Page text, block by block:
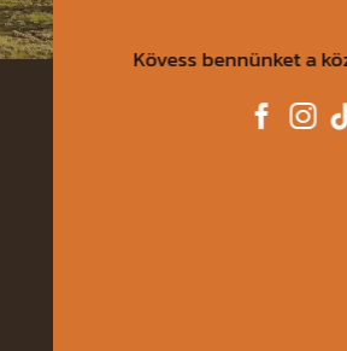
Kövess bennünket a